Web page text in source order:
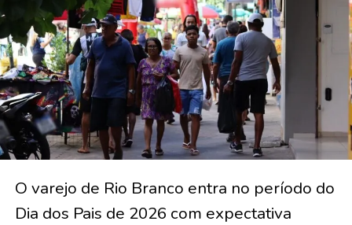
O varejo de Rio Branco entra no período do
Dia dos Pais de 2026 com expectativa